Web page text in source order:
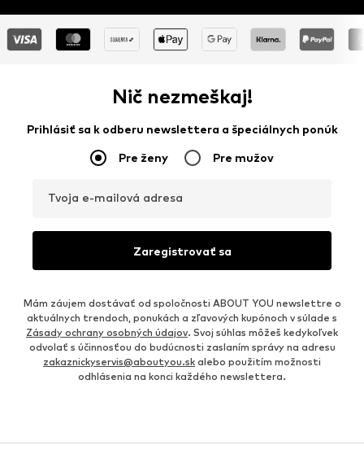
Nič nezmeškaj!
Prihlásiť sa k odberu newslettera a špeciálnych ponúk
Pre ženy Pre mužov
Tvoja e-mailová adresa
Zaregistrovať sa
Mám záujem dostávať od spoločnosti ABOUT YOU newslettre o
aktuálnych trendoch, ponukách a zľavových kupónoch v súlade s
Zásady ochrany osobných údajov. Svoj súhlas môžeš kedykoľvek
odvolať s účinnosťou do budúcnosti zaslaním správy na adresu
zakaznickyservis@aboutyou.sk alebo použitím možnosti
odhlásenia na konci každého newslettera.